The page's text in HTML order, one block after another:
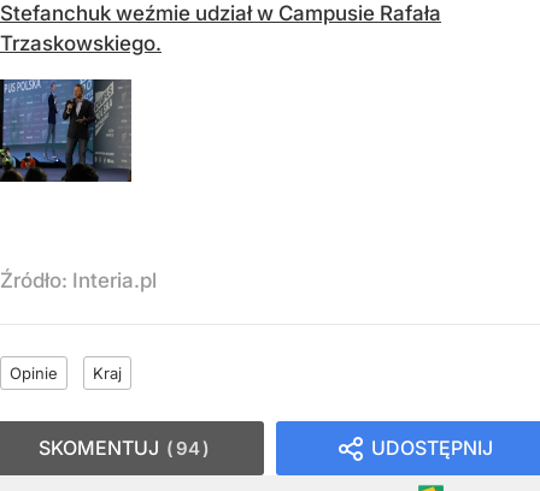
Stefanchuk weźmie udział w Campusie Rafała
Trzaskowskiego.
Źródło: Interia.pl
Opinie Kraj
UDOSTĘPNIJ
SKOMENTUJ 94